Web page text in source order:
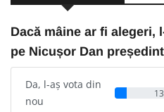
Dacă mâine ar fi alegeri,
pe Nicușor Dan
Da, l-aș vota din
nou